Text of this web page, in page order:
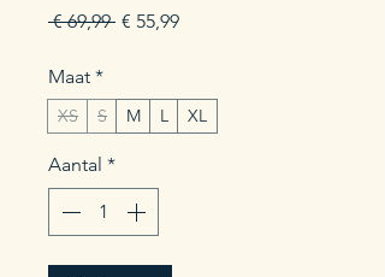
€ 69,99 Normale
€ 55,99Verkoopprijs
Maat *
XS S M L XL
Aantal *